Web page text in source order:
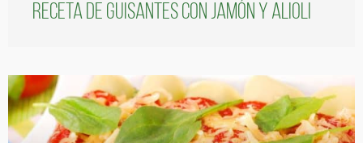
Receta de guisantes con jamón y alioli